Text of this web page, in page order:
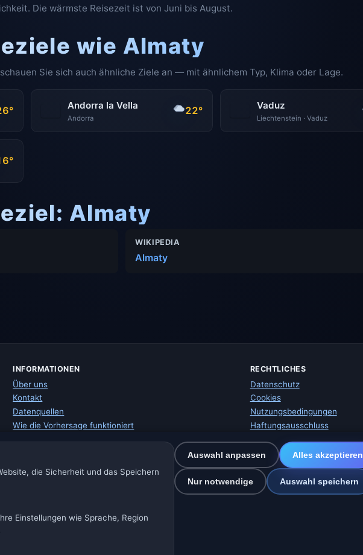
Die wärmste Reisezeit ist von Juni bis August.
wie Almaty
Sie sich auch ähnliche Ziele an — mit ähnlichem Typ, Klima oder Lage.
Andorra la Vella
Andorra
22° Vaduz
Liechtenstein · Vaduz
Almaty
WIKIPEDIA
Almaty
INFORMATIONEN
Über uns
Kontakt
Datenquellen
Wie die Vorhersage funktioniert
RECHTLICHES
Datenschutz
Cookies
Nutzungsbedingungen
Haftungsausschluss
Wir helfen Tieren
Sitemap
Einstellungen
Deutschland 🇦🇹 Wetter Österreich
die Sicherheit und das Speichern
Einstellungen wie Sprache, Region
Auswahl anpassen Alles akzeptieren
Nur notwendige Auswahl speichern